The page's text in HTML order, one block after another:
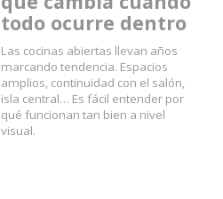
todo ocurre dentro
Las cocinas abiertas llevan años
marcando tendencia. Espacios
amplios, continuidad con el salón,
isla central… Es fácil entender por
qué funcionan tan bien a nivel
visual.